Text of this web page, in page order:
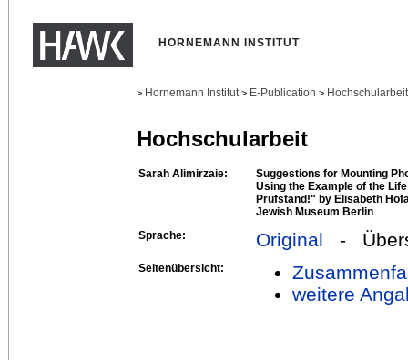
HORNEMANN INSTITUT
> Hornemann Institut > E-Publication >
Hochschularbeit
Sarah Alimirzaie:
Suggestions for Mounting
Using the Example of the
Prüfstand!" by Elisabeth
Jewish Museum Berlin
Sprache:
Original -
Seitenübersicht:
weitere